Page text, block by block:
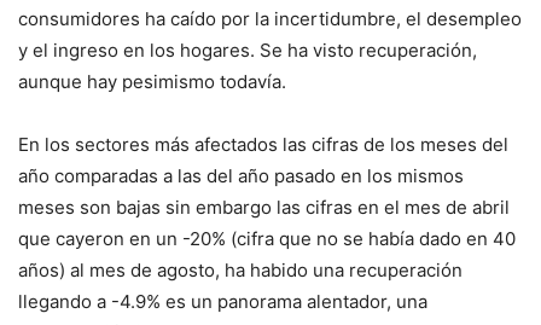
consumidores ha caído por la incertidumbre, el desempleo
y el ingreso en los hogares. Se ha visto recuperación,
aunque hay pesimismo todavía.
En los sectores más afectados las cifras de los meses del
año comparadas a las del año pasado en los mismos
meses son bajas sin embargo las cifras en el mes de abril
que cayeron en un -20% (cifra que no se había dado en 40
años) al mes de agosto, ha habido una recuperación
llegando a -4.9% es un panorama alentador, una